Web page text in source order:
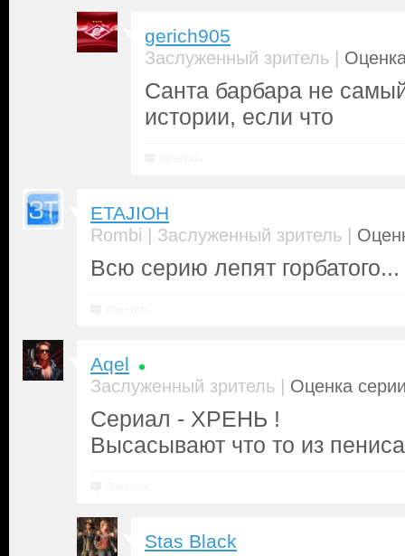
gerich905
Заслуженный зритель |
Санта барбара не
истории, если что
ETAJIOH
Rombi | Заслуженный зритель |
Всю серию лепят горбатого...
Aqel
Заслуженный зритель | Оценка
Сериал - ХРЕНЬ !
Высасывают что то из
Stas Black